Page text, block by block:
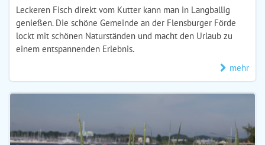
Leckeren Fisch direkt vom Kutter kann man in Langballig
genießen. Die schöne Gemeinde an der Flensburger Förde
lockt mit schönen Naturständen und macht den Urlaub zu
einem entspannenden Erlebnis.
mehr